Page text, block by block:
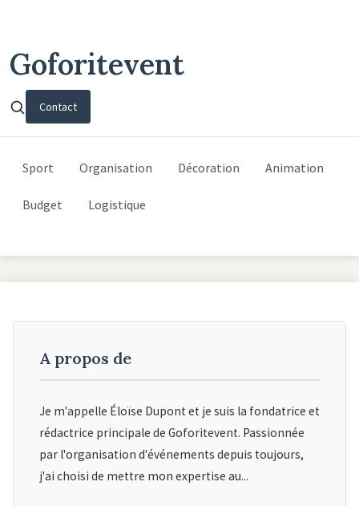
Goforitevent
Contact
Sport Organisation Décoration Animation
Budget Logistique
A propos de
Je m'appelle Éloïse Dupont et je suis la fondatrice et
rédactrice principale de Goforitevent. Passionnée
par l'organisation d'événements depuis toujours,
j'ai choisi de mettre mon expertise au...